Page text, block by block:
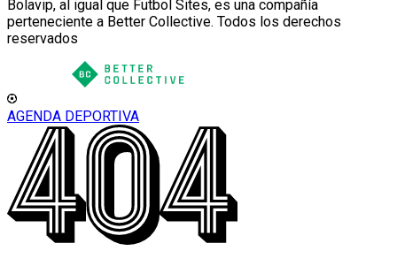
Bolavip, al igual que Futbol Sites, es una compañía
perteneciente a Better Collective. Todos los derechos
reservados
AGENDA DEPORTIVA